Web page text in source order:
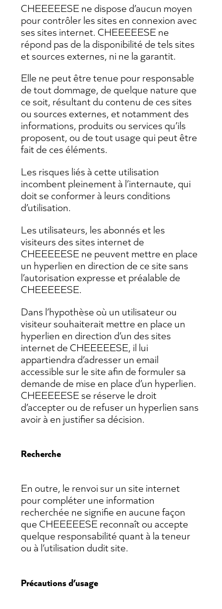
CHEEEEESE ne dispose d’aucun moyen
pour contrôler les sites en connexion avec
ses sites internet. CHEEEEESE ne
répond pas de la disponibilité de tels sites
et sources externes, ni ne la garantit.
Elle ne peut être tenue pour responsable
de tout dommage, de quelque nature que
ce soit, résultant du contenu de ces sites
ou sources externes, et notamment des
informations, produits ou services qu’ils
proposent, ou de tout usage qui peut être
fait de ces éléments.
Les risques liés à cette utilisation
incombent pleinement à l’internaute, qui
doit se conformer à leurs conditions
d’utilisation.
Les utilisateurs, les abonnés et les
visiteurs des sites internet de
CHEEEEESE ne peuvent mettre en place
un hyperlien en direction de ce site sans
l’autorisation expresse et préalable de
CHEEEEESE.
Dans l’hypothèse où un utilisateur ou
visiteur souhaiterait mettre en place un
hyperlien en direction d’un des sites
internet de CHEEEEESE, il lui
appartiendra d’adresser un email
accessible sur le site afin de formuler sa
demande de mise en place d’un hyperlien.
CHEEEEESE se réserve le droit
d’accepter ou de refuser un hyperlien sans
avoir à en justifier sa décision.
Recherche
En outre, le renvoi sur un site internet
pour compléter une information
recherchée ne signifie en aucune façon
que CHEEEEESE reconnaît ou accepte
quelque responsabilité quant à la teneur
ou à l’utilisation dudit site.
Précautions d’usage